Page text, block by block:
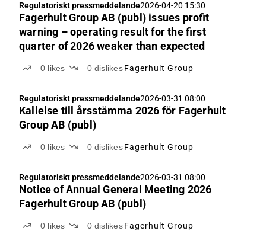
Regulatoriskt pressmeddelande2026-04-20 15:30
Fagerhult Group AB (publ) issues profit
warning – operating result for the first
quarter of 2026 weaker than expected
0 likes 0 dislikes Fagerhult Group
Regulatoriskt pressmeddelande2026-03-31 08:00
Kallelse till årsstämma 2026 för Fagerhult
Group AB (publ)
0 likes 0 dislikes Fagerhult Group
Regulatoriskt pressmeddelande2026-03-31 08:00
Notice of Annual General Meeting 2026
Fagerhult Group AB (publ)
0 likes 0 dislikes Fagerhult Group